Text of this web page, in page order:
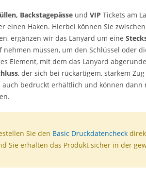
llen, Backstagepässe und VIP Tickets am
einen Haken. Hierbei können Sie zwischen
ergänzen wir das Lanyard um eine
nehmen müssen, um den Schlüssel oder
Element, mit dem das Lanyard
, der sich bei rückartigem, starkem
auch bedruckt erhältlich und können dann
Sie den Basic Druckdatencheck
Sie erhalten das Produkt sicher in der